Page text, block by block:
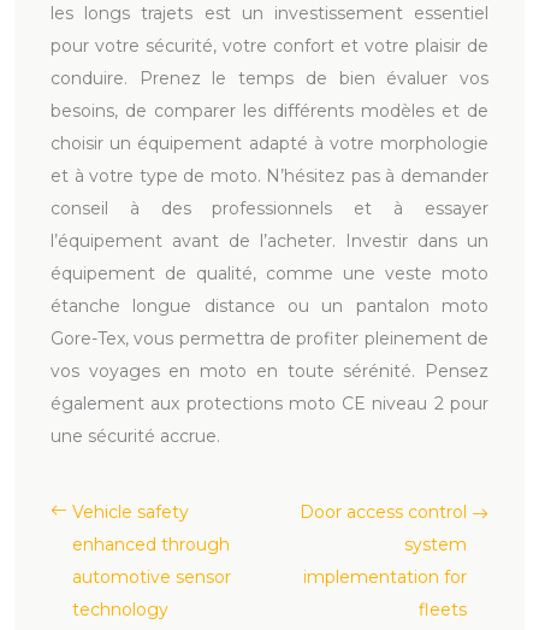
les longs trajets est un investissement essentiel
pour votre sécurité, votre confort et votre plaisir de
conduire. Prenez le temps de bien évaluer vos
besoins, de comparer les différents modèles et de
choisir un équipement adapté à votre morphologie
et à votre type de moto. N’hésitez pas à demander
conseil à des professionnels et à essayer
l’équipement avant de l’acheter. Investir dans un
équipement de qualité, comme une veste moto
étanche longue distance ou un pantalon moto
Gore-Tex, vous permettra de profiter pleinement de
vos voyages en moto en toute sérénité. Pensez
également aux protections moto CE niveau 2 pour
une sécurité accrue.
Vehicle safety
enhanced through
automotive sensor
technology
Door access control
system
implementation for
fleets